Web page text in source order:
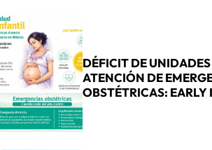
DÉFICIT DE
ATENCIÓN DE
OBSTÉTRICAS: EARLY